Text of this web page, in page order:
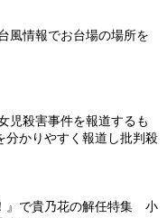
風情報でお台場の場所を
児殺害事件を報道するも
分かりやすく報道し批判殺
』で貴乃花の解任特集 小